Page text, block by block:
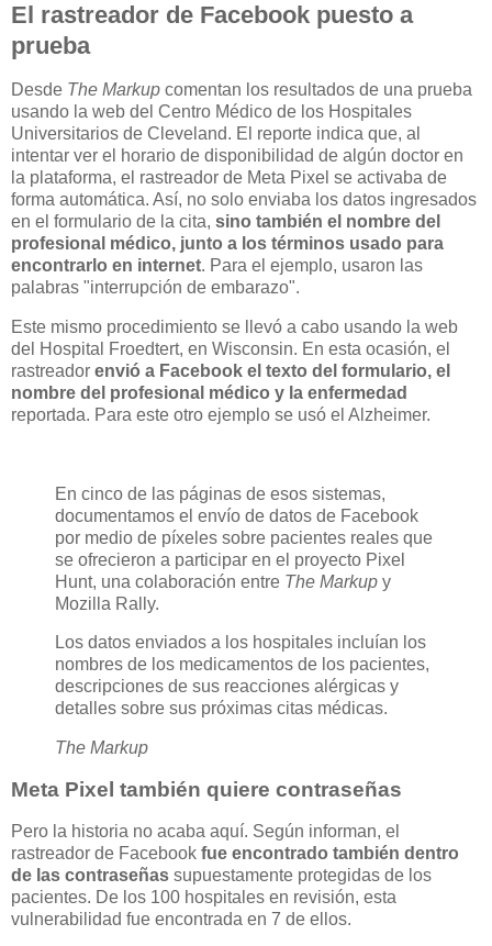
El rastreador de Facebook puesto a
prueba
Desde The Markup comentan los resultados de una prueba
usando la web del Centro Médico de los Hospitales
Universitarios de Cleveland. El reporte indica que, al
intentar ver el horario de disponibilidad de algún doctor en
la plataforma, el rastreador de Meta Pixel se activaba de
forma automática. Así, no solo enviaba los datos ingresados
en el formulario de la cita, sino también el nombre del
profesional médico, junto a los términos usado para
encontrarlo en internet. Para el ejemplo, usaron las
palabras "interrupción de embarazo".
Este mismo procedimiento se llevó a cabo usando la web
del Hospital Froedtert, en Wisconsin. En esta ocasión, el
rastreador envió a Facebook el texto del formulario, el
nombre del profesional médico y la enfermedad
reportada. Para este otro ejemplo se usó el Alzheimer.
En cinco de las páginas de esos sistemas,
documentamos el envío de datos de Facebook
por medio de píxeles sobre pacientes reales que
se ofrecieron a participar en el proyecto Pixel
Hunt, una colaboración entre The Markup y
Mozilla Rally.
Los datos enviados a los hospitales incluían los
nombres de los medicamentos de los pacientes,
descripciones de sus reacciones alérgicas y
detalles sobre sus próximas citas médicas.
The Markup
Meta Pixel también quiere contraseñas
Pero la historia no acaba aquí. Según informan, el
rastreador de Facebook fue encontrado también dentro
de las contraseñas supuestamente protegidas de los
pacientes. De los 100 hospitales en revisión, esta
vulnerabilidad fue encontrada en 7 de ellos.